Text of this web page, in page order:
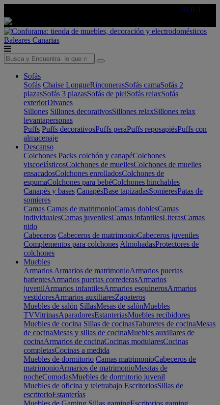
AQUÍ
Baleares Canarias
Sofás
Sofás Chaise LongueRinconerasSofás camaSofás 2
plazasSofás 3 plazasSofás de pielSofás relaxSofás
exteriorDivanes
Sillones Sillones decorativosSillones relaxSillones relax
levantapersonas
Puffs Puffs decorativosPuffs peraPuffs reposapiésPuffs con
almacenaje
Descanso
Colchones Packs colchón y canapéColchones
viscoelásticosColchones de muellesColchones de muelles
ensacadosColchones enrolladosColchones de
espumaColchones para bebéColchones hinchables
Canapés y bases CanapésBase tapizadasSomieresPatas de
somieres
Camas Camas de matrimonioCamas doblesCamas
individualesCamas juvenilesCamas infantilesLiterasCamas
nido
Cabeceros Cabeceros de matrimonioCabeceros juveniles
Complementos para colchones AlmohadasProtectores de
colchones
Muebles
Armarios Armarios de matrimonioArmarios puertas
batientesArmarios puertas correderasArmarios
juvenilArmarios infantilesArmarios esquinerosArmarios
vestidoresArmarios auxiliaresZapateros
Muebles de salón SillasMesas de salónMuebles
TVVitrinasAparadoresEstanteriasMuebles recibidores
Muebles de cocina Sillas de cocinasTaburetes de cocinaMesas
de cocinaMesas y sillas de cocinaMuebles auxiliares de
cocinaArmarios de cocinaCocinas modularesCocinas
completasCocinas a medida
Muebles de dormitorio Camas matrimonioCabeceros de
matrimonioArmarios de matrimonioMesitas de
nocheComodasMuebles de dormitorio juvenil
Muebles de oficina y teletrabajo EscritoriosSillas de
escritorioEstanterías
Muebles de Gaming Sillas gamingEscritorios gaming